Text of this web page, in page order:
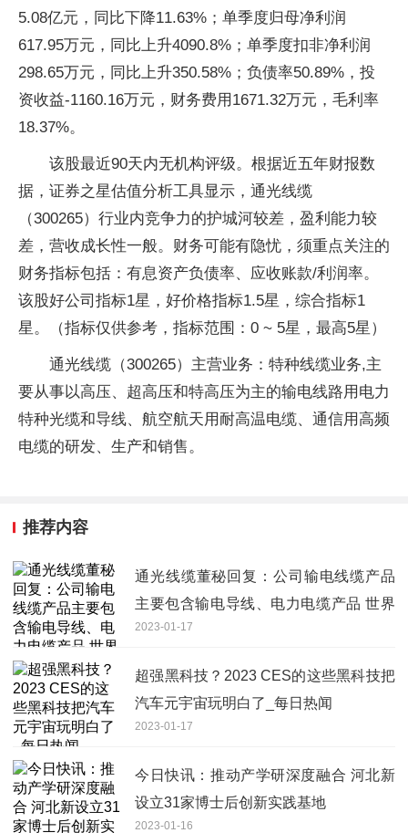
5.08亿元，同比下降11.63%；单季度归母净利润
617.95万元，同比上升4090.8%；单季度扣非净利润
298.65万元，同比上升350.58%；负债率50.89%，投
资收益-1160.16万元，财务费用1671.32万元，毛利率
18.37%。
该股最近90天内无机构评级。根据近五年财报数
据，证券之星估值分析工具显示，通光线缆
（300265）行业内竞争力的护城河较差，盈利能力较
差，营收成长性一般。财务可能有隐忧，须重点关注的
财务指标包括：有息资产负债率、应收账款/利润率。
该股好公司指标1星，好价格指标1.5星，综合指标1
星。（指标仅供参考，指标范围：0 ~ 5星，最高5星）
通光线缆（300265）主营业务：特种线缆业务,主
要从事以高压、超高压和特高压为主的输电线路用电力
特种光缆和导线、航空航天用耐高温电缆、通信用高频
电缆的研发、生产和销售。
推荐内容
通光线缆董秘回复：公司输电线缆产品
主要包含输电导线、电力电缆产品 世界
快资讯
2023-01-17
超强黑科技？2023 CES的这些黑科技把
汽车元宇宙玩明白了_每日热闻
2023-01-17
今日快讯：推动产学研深度融合 河北新
设立31家博士后创新实践基地
2023-01-16